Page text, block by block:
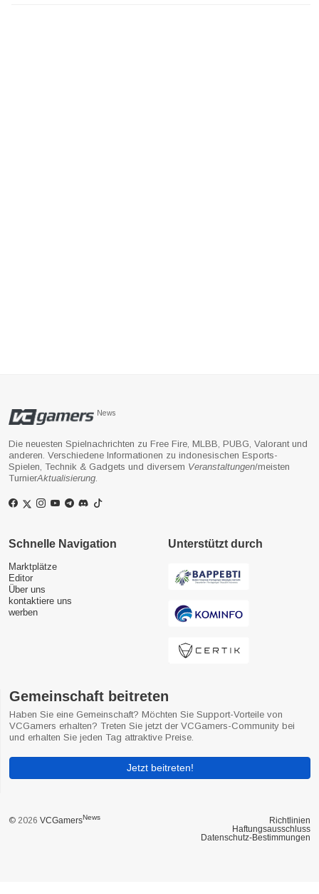
News
Die neuesten Spielnachrichten zu Free Fire, MLBB, PUBG, Valorant und
anderen. Verschiedene Informationen zu indonesischen Esports-
Spielen, Technik & Gadgets und diversem Veranstaltungen/meisten
TurnierAktualisierung.
Schnelle Navigation
Marktplätze
Editor
Über uns
kontaktiere uns
werben
Unterstützt durch
Gemeinschaft beitreten
Haben Sie eine Gemeinschaft? Möchten Sie Support-Vorteile von
VCGamers erhalten? Treten Sie jetzt der VCGamers-Community bei
und erhalten Sie jeden Tag attraktive Preise.
Jetzt beitreten!
© 2026 VCGamersNews
Richtlinien
Haftungsausschluss
Datenschutz-Bestimmungen